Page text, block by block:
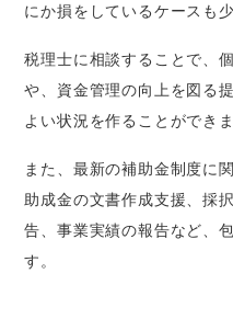
にか損をしているケースも
税理士に相談することで、
や、資金管理の向上を図る
よい状況を作ることができま
また、最新の補助金制度に
助成金の文書作成支援、採
告、事業実績の報告など、
す。